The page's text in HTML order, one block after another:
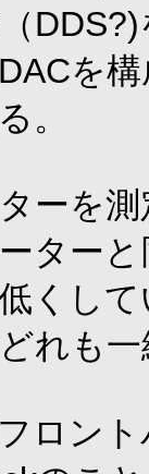
を
。
ーを
ター
くし
れも一
ロン